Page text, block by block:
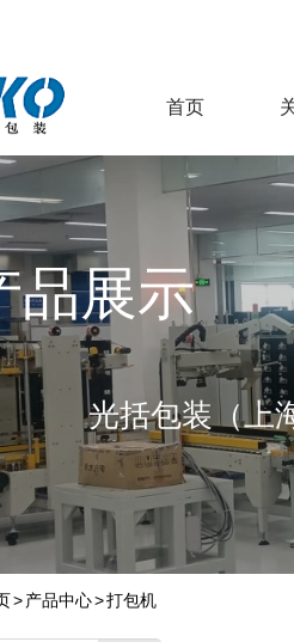
首页
光括包装（上
品展示
>产品中心>打包机